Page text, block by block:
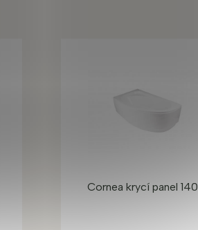
Cornea krycí panel 140